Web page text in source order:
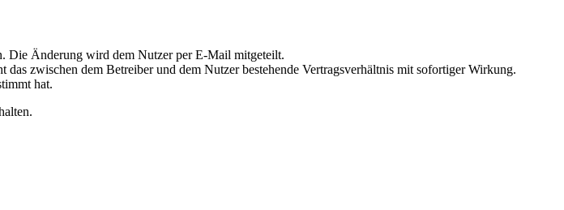
Die Änderung wird dem Nutzer per E-Mail mitgeteilt.
zwischen dem Betreiber und dem Nutzer bestehende Vertragsverhältnis mit sofortiger Wirkung.
hat.